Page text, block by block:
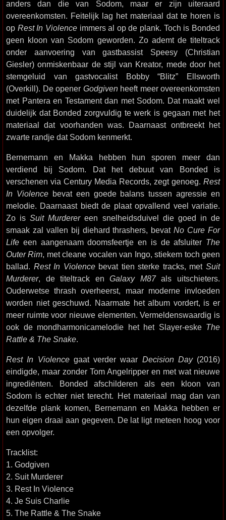
anders dan die van Sodom, maar er zijn uiteraard
overeenkomsten. Feitelijk lag het materiaal dat te horen is
op Rest In Violenceimmers al op de plank. Toch is Bonded
geen kloon van Sodom geworden. Zo ademt de titeltrack
onder aanvoering van gastbassist Speesy (Christian
Giesler) onmiskenbaar de stijl van Kreator, mede door het
stemgeluid van gastvocalist Bobby “Blitz” Ellsworth
(Overkill). De opener Godgivenheeft meer overeenkomsten
met Pantera en Testament dan met Sodom. Dat maakt wel
duidelijk dat Bonded zorgvuldig te werk is gegaan met het
materiaal dat voorhanden was. Daarnaast ontbreekt het
zwarte randje dat Sodom kenmerkt.
Bernemann en Makka hebben hun sporen meer dan
verdiend bij Sodom. Dat het debuut van Bonded is
verschenen via Century Media Records, zegt genoeg. Rest
In Violencebevat een goede balans tussen agressie en
melodie. Daarnaast biedt de plaat opvallend veel variatie.
Zo isSuit Murderereen snelheidsduivel die goed in de
smaak zal vallen bij diehard thrashers, bevatNo Cure For
Life een aangenaam doomsfeertje en is de afsluiter The
Outer Rim, met cleane vocalen van Ingo, stiekem toch geen
ballad. Rest In Violencebevat tien sterke tracks, metSuit
Murderer, de titeltrack enGalaxy M87als uitschieters.
Ouderwetse thrash overheerst, maar moderne invloeden
worden niet geschuwd. Naarmate het album vordert, is er
meer ruimte voor nieuwe elementen. Vermeldenswaardig is
ook de mondharmonicamelodie het het Slayer-eske The
Rattle & The Snake.
Rest In Violencegaat verder waar Decision Day(2016)
eindigde, maar zonder Tom Angelripper en met wat nieuwe
ingrediënten. Bonded afschilderen als een kloon van
Sodom is echter niet terecht. Het materiaal mag dan van
dezelfde plank komen, Bernemann en Makka hebben er
hun eigen draai aan gegeven. De lat ligt meteen hoog voor
een opvolger.
Tracklist:
1. Godgiven
2. Suit Murderer
3. Rest In Violence
4. Je Suis Charlie
5. The Rattle & The Snake